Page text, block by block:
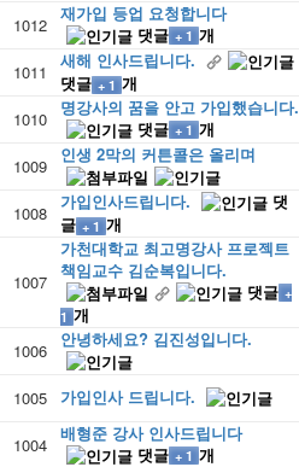
1012
재가입 등업 요청합니다
댓글 + 1 개
1011
새해 인사드립니다.
댓글 + 1 개
1010
명강사의 꿈을 안고 가입했습니다.
댓글 + 1 개
1009
인생 2막의 커튼콜은 올리며
1008
가입인사드립니다.
댓
글 + 1 개
1007
가천대학교 최고명강사 프로젝트
책임교수 김순복입니다.
댓글 +
1 개
1006
안녕하세요? 김진성입니다.
1005 가입인사 드립니다.
1004
배형준 강사 인사드립니다
댓글 + 1 개